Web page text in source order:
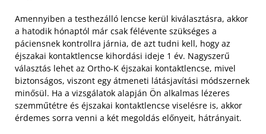
Amennyiben a testhezálló lencse kerül kiválasztásra, akkor
a hatodik hónaptól már csak félévente szükséges a
páciensnek kontrollra járnia, de azt tudni kell, hogy az
éjszakai kontaktlencse kihordási ideje 1 év. Nagyszerű
választás lehet az Ortho-K éjszakai kontaktlencse, mivel
biztonságos, viszont egy átmeneti látásjavítási módszernek
minősül. Ha a vizsgálatok alapján Ön alkalmas lézeres
szemműtétre és éjszakai kontaktlencse viselésre is, akkor
érdemes sorra venni a két megoldás előnyeit, hátrányait.